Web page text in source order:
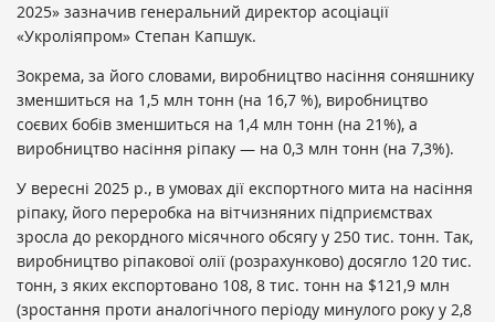
2025» зазначив генеральний директор асоціації
«Укроліяпром» Степан Капшук.
Зокрема, за його словами, виробництво насіння соняшнику
зменшиться на 1,5 млн тонн (на 16,7 %), виробництво
соєвих бобів зменшиться на 1,4 млн тонн (на 21%), а
виробництво насіння ріпаку — на 0,3 млн тонн (на 7,3%).
У вересні 2025 р., в умовах дії експортного мита на насіння
ріпаку, його переробка на вітчизняних підприємствах
зросла до рекордного місячного обсягу у 250 тис. тонн. Так,
виробництво ріпакової олії (розрахунково) досягло 120 тис.
тонн, з яких експортовано 108, 8 тис. тонн на $121,9 млн
(зростання проти аналогічного періоду минулого року у 2,8